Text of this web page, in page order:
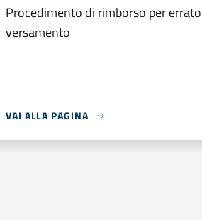
Procedimento di rimborso per errato
versamento
VAI ALLA PAGINA